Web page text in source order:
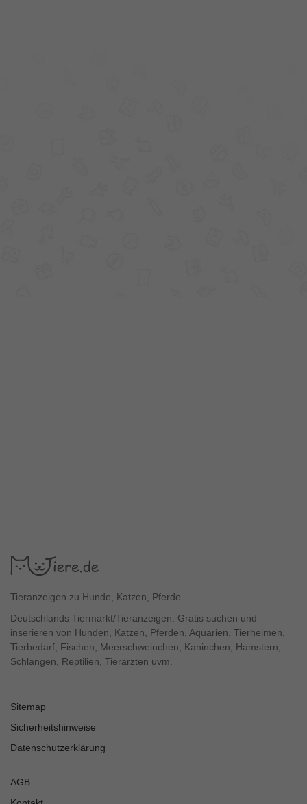
Tieranzeigen zu Hunde, Katzen, Pferde.
Deutschlands Tiermarkt/Tieranzeigen. Gratis suchen und
inserieren von Hunden, Katzen, Pferden, Aquarien, Tierheimen,
Tierbedarf, Fischen, Meerschweinchen, Kaninchen, Hamstern,
Schlangen, Reptilien, Tierärzten uvm.
Sitemap
Sicherheitshinweise
Datenschutzerklärung
AGB